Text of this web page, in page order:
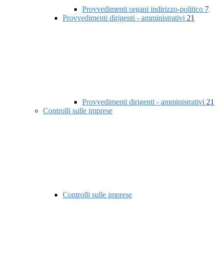
Provvedimenti organi indirizzo-politico 7
Provvedimenti dirigenti - amministrativi 21
Provvedimenti dirigenti - amministrativi 21
Controlli sulle imprese
Controlli sulle imprese